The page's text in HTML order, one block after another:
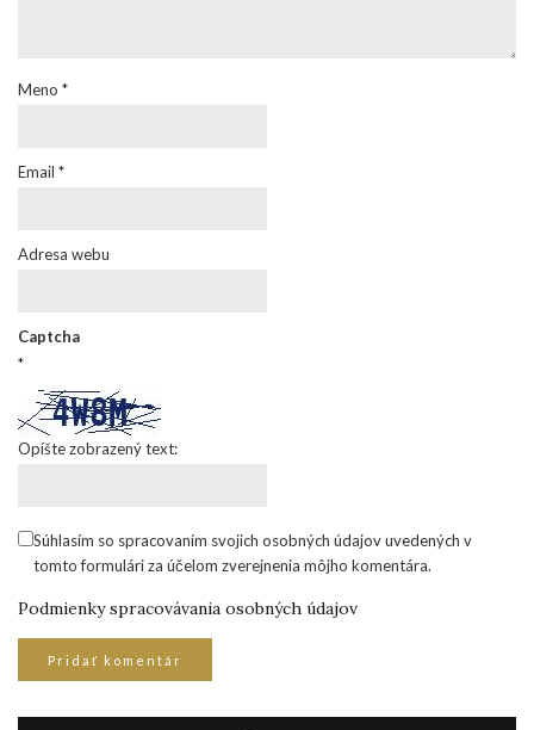
Meno *
Email *
Adresa webu
Captcha
*
Opíšte zobrazený text:
Súhlasím so spracovaním svojich osobných údajov uvedených v
tomto formulári za účelom zverejnenia môjho komentára.
Podmienky spracovávania osobných údajov